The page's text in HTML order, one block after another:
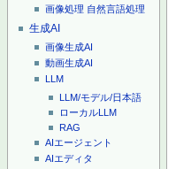
画像処理 自然言語処理
生成AI
画像生成AI
動画生成AI
LLM
LLM/モデル/日本語
ローカルLLM
RAG
AIエージェント
AIエディタ